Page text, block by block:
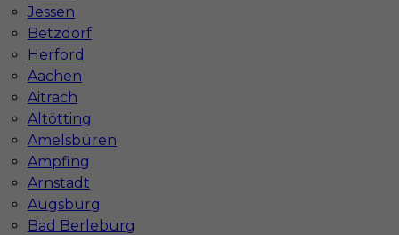
Jessen
Betzdorf
Herford
Aachen
Aitrach
Altötting
Amelsbüren
Ampfing
Arnstadt
Augsburg
Bad Berleburg
Praca docieplenia zagranica
Kategoria
Lokalizacja Niemcy
Wymagane języki
Stawka 15 - 17 € / h